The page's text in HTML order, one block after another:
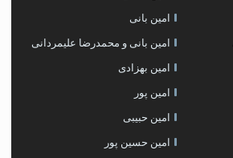
امین بانی
امین بانی و محمدرضا علیمردانی
امین بهزادی
امین پور
امین حبیبی
امین حسین پور